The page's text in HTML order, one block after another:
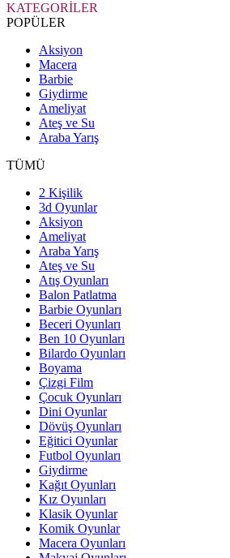
KATEGORİLER
POPÜLER
Aksiyon
Macera
Barbie
Giydirme
Ameliyat
Ateş ve Su
Araba Yarış
TÜMÜ
2 Kişilik
3d Oyunlar
Aksiyon
Ameliyat
Araba Yarış
Ateş ve Su
Atış Oyunları
Balon Patlatma
Barbie Oyunları
Beceri Oyunları
Ben 10 Oyunları
Bilardo Oyunları
Boyama
Çizgi Film
Çocuk Oyunları
Dini Oyunlar
Dövüş Oyunları
Eğitici Oyunlar
Futbol Oyunları
Giydirme
Kağıt Oyunları
Kız Oyunları
Klasik Oyunlar
Komik Oyunlar
Macera Oyunları